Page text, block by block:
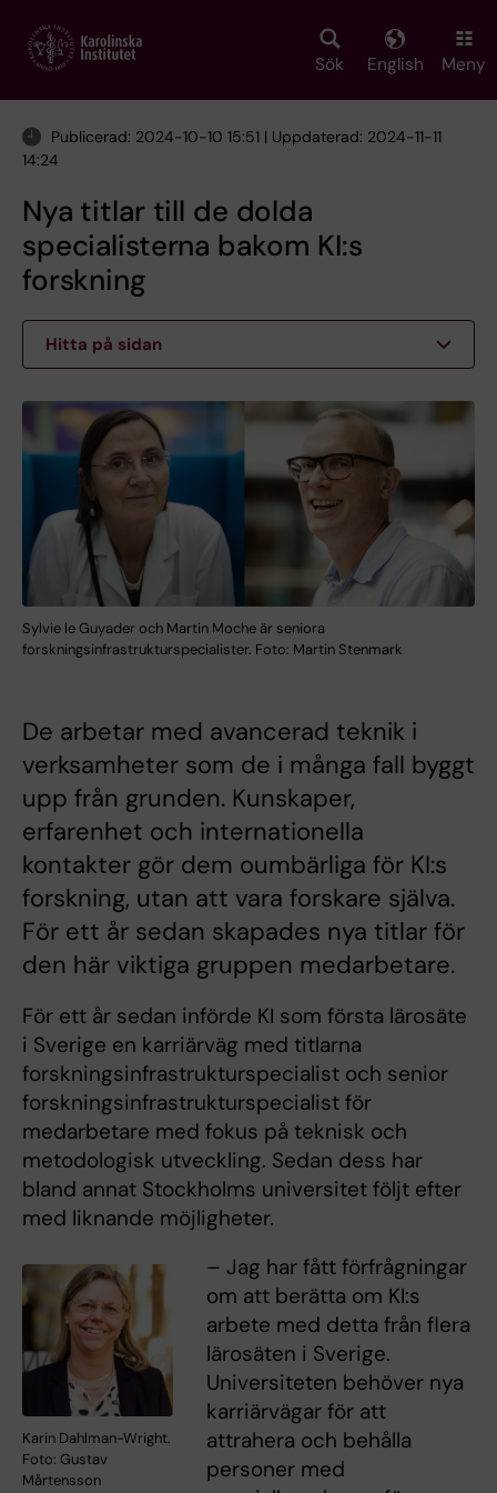
main
Sök English Meny
Publicerad: 2024-10-10 15:51 | Uppdaterad: 2024-11-11
14:24
Nya titlar till de dolda
specialisterna bakom KI:s
forskning
Hitta på sidan
Sylvie le Guyader och Martin Moche är seniora
forskningsinfrastrukturspecialister. Foto: Martin Stenmark
De arbetar med avancerad teknik i
verksamheter som de i många fall byggt
upp från grunden. Kunskaper,
erfarenhet och internationella
kontakter gör dem oumbärliga för KI:s
forskning, utan att vara forskare själva.
För ett år sedan skapades nya titlar för
den här viktiga gruppen medarbetare.
För ett år sedan införde KI som första lärosäte
i Sverige en karriärväg med titlarna
forskningsinfrastrukturspecialist och senior
forskningsinfrastrukturspecialist för
medarbetare med fokus på teknisk och
metodologisk utveckling. Sedan dess har
bland annat Stockholms universitet följt efter
med liknande möjligheter.
Karin Dahlman-Wright.
Foto: Gustav
Mårtensson
– Jag har fått förfrågningar
om att berätta om KI:s
arbete med detta från flera
lärosäten i Sverige.
Universiteten behöver nya
karriärvägar för att
attrahera och behålla
personer med